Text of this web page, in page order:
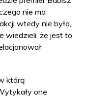
nie ma
wtedy nie było,
wiedzieli, że jest to
którą
one